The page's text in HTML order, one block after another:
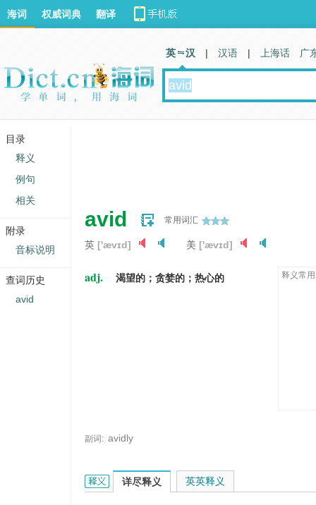
avid 常用词汇
英 ['ævɪd] 美 ['ævɪd]
adj. 渴望的；贪婪的；热心的 释义常
副词: avidly
avid的英文翻译是什么意思，词典释义与在线翻译：
详尽释义 英英释义
海词 权威词典 翻译
英 汉 | 汉语 | 上海话 广
目录
释义
例句
相关
附录
音标说明
查词历史
avid